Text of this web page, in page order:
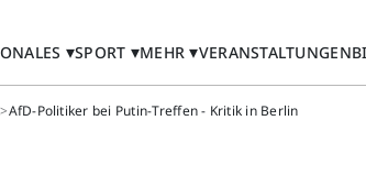
SPORT MEHR VERANSTALTUNGEN
>AfD-Politiker bei Putin-Treffen - Kritik in Berlin